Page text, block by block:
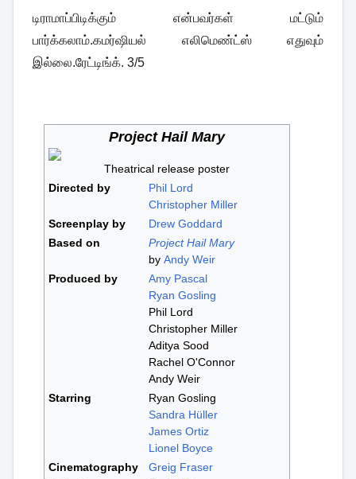
டிராமாப்பிடிக்கும் என்பவர்கள் மட்டும்
பார்க்கலாம்.கமர்ஷியல் எலிமெண்ட்ஸ் எதுவும்
இல்லை.ரேட்டிங்க். 3/5
Project Hail Mary
Theatrical release poster
Directed by
Phil Lord
Christopher Miller
Screenplay by
Drew Goddard
Based on
Project Hail Mary
byAndy Weir
Produced by
Amy Pascal
Ryan Gosling
Phil Lord
Christopher Miller
Aditya Sood
Rachel O'Connor
Andy Weir
Starring
Ryan Gosling
Sandra Hüller
James Ortiz
Lionel Boyce
Cinematography
Greig Fraser